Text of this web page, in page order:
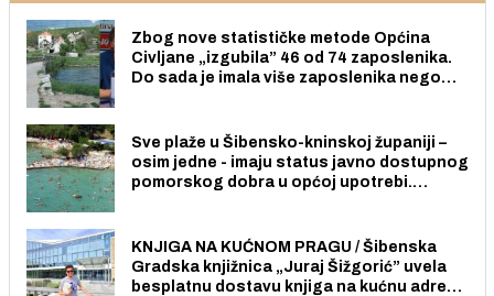
Zbog nove statističke metode Općina
Civljane „izgubila” 46 od 74 zaposlenika.
Do sada je imala više zaposlenika nego
Sve plaže u Šibensko-kninskoj županiji –
osim jedne - imaju status javno dostupnog
pomorskog dobra u općoj upotrebi.
KNJIGA NA KUĆNOM PRAGU / Šibenska
Gradska knjižnica „Juraj Šižgorić” uvela
besplatnu dostavu knjiga na kućnu adresu